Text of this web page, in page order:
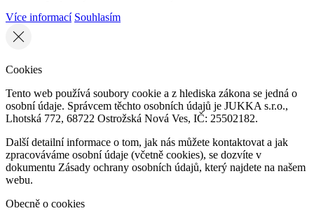
Více informací Souhlasím
Cookies
Tento web používá soubory cookie a z hlediska zákona se jedná o
osobní údaje. Správcem těchto osobních údajů je JUKKA s.r.o.,
Lhotská 772, 68722 Ostrožská Nová Ves, IČ: 25502182.
Další detailní informace o tom, jak nás můžete kontaktovat a jak
zpracováváme osobní údaje (včetně cookies), se dozvíte v
dokumentu Zásady ochrany osobních údajů, který najdete na našem
webu.
Obecně o cookies